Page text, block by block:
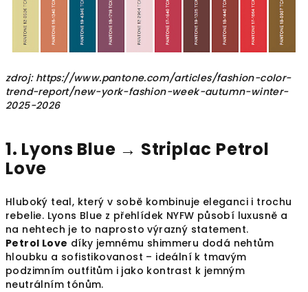
zdroj: https://www.pantone.com/articles/fashion-color-
trend-report/new-york-fashion-week-autumn-winter-
2025-2026
1. Lyons Blue → Striplac Petrol
Love
Hluboký teal, který v sobě kombinuje eleganci i trochu
rebelie. Lyons Blue z přehlídek NYFW působí luxusně a
na nehtech je to naprosto výrazný statement.
Petrol Love díky jemnému shimmeru dodá nehtům
hloubku a sofistikovanost – ideální k tmavým
podzimním outfitům i jako kontrast k jemným
neutrálním tónům.